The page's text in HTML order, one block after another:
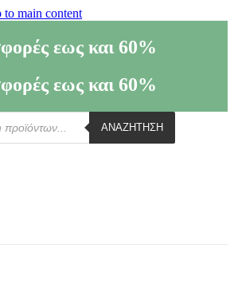
to main content
εως και 60%
εως και 60%
ΑΝΑΖΗΤΗΣΗ